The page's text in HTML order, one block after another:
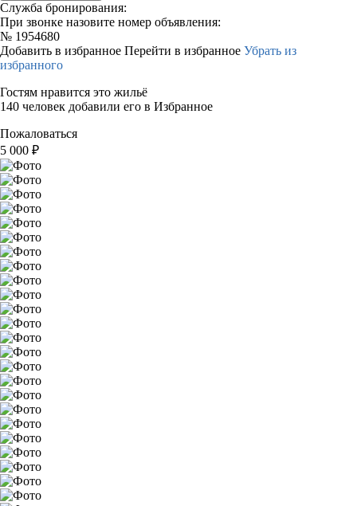
Служба бронирования:
При звонке назовите номер объявления:
№ 1954680
Добавить в избранное Перейти в избранное Убрать из
избранного
Гостям нравится это жильё
140 человек добавили его в Избранное
Пожаловаться
5 000 ₽